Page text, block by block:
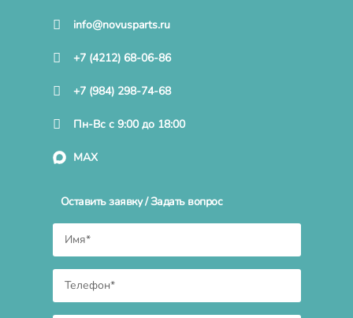
info@novusparts.ru
+7 (4212) 68-06-86
+7 (984) 298-74-68
Пн-Вс с 9:00 до 18:00
MAX
Оставить заявку / Задать вопрос